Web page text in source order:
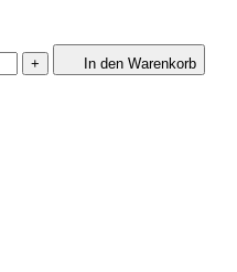
+ In den Warenkorb